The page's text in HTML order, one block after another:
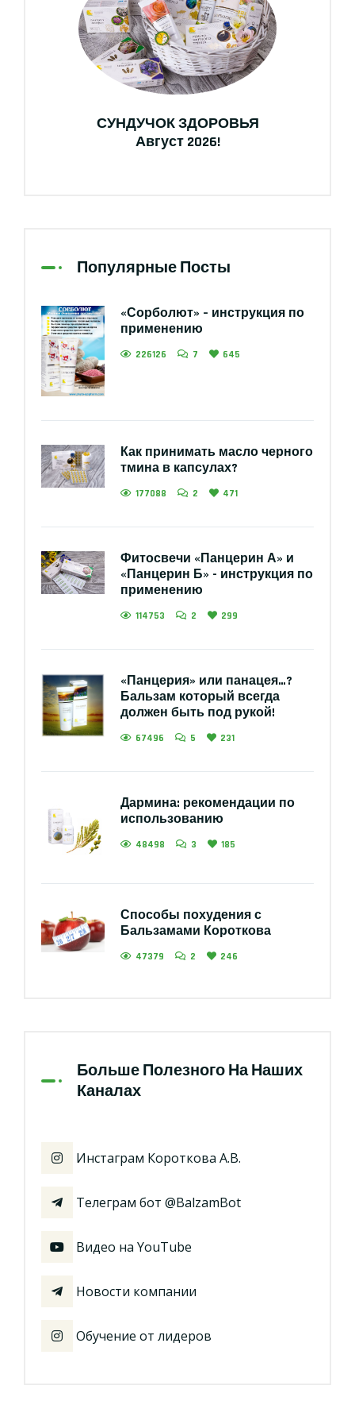
СУНДУЧОК ЗДОРОВЬЯ
Август 2026!
Популярные Посты
«Сорболют» – инструкция по
применению
226126 7 645
Как принимать масло черного
тмина в капсулах?
177088 2 471
Фитосвечи «Панцерин А» и
«Панцерин Б» - инструкция по
применению
114753 2 299
«Панцерия» или панацея…?
Бальзам который всегда
должен быть под рукой!
67496 5 231
Дармина: рекомендации по
использованию
48498 3 185
Способы похудения с
Бальзамами Короткова
47379 2 246
Больше Полезного На Наших
Каналах
Инстаграм Короткова А.В.
Телеграм бот @BalzamBot
Видео на YouTube
Новости компании
Обучение от лидеров